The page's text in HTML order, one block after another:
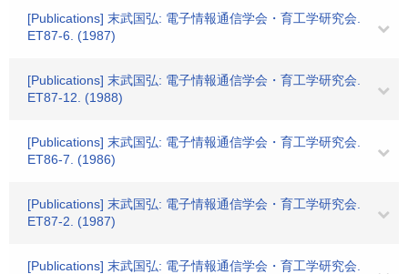
[Publications] 末武国弘: 電子情報通信学会・育工学研究会.
ET87-6. (1987)
[Publications] 末武国弘: 電子情報通信学会・育工学研究会.
ET87-12. (1988)
[Publications] 末武国弘: 電子情報通信学会・育工学研究会.
ET86-7. (1986)
[Publications] 末武国弘: 電子情報通信学会・育工学研究会.
ET87-2. (1987)
[Publications] 末武国弘: 電子情報通信学会・育工学研究会.